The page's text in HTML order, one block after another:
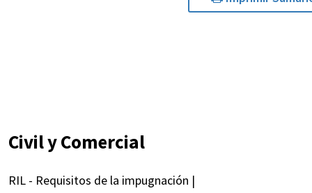
Civil y Comercial
RIL - Requisitos de la impugnación |